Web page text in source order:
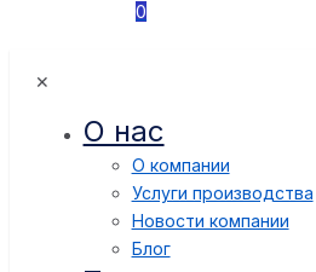
0
✕
О нас
О компании
Услуги производства
Новости компании
Блог